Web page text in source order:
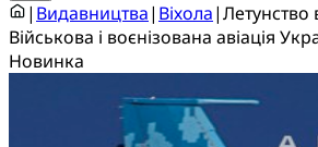
| Видавництва| Віхола|Летунство
Військова і воєнізована авіація
Новинка